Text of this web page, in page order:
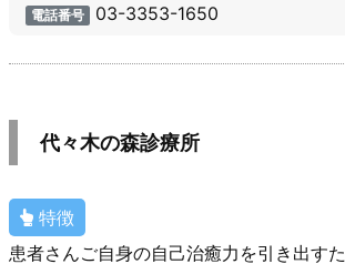
電話番号 03-3353-1650
代々木の森診療所
特徴
患者さんご自身の自己治癒力を引き出す